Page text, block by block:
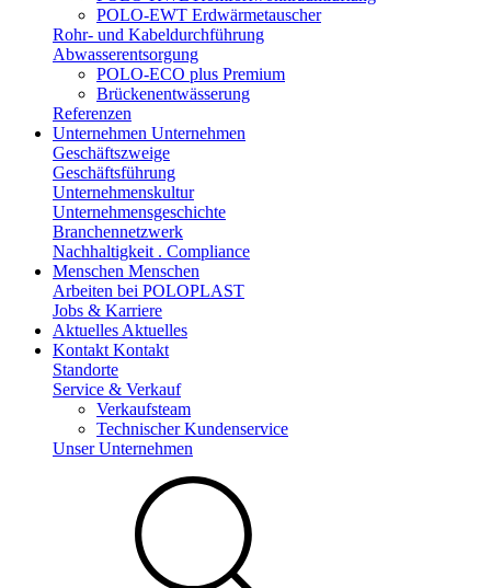
POLO-EWT Erdwärmetauscher
Rohr- und Kabeldurchführung
Abwasserentsorgung
POLO-ECO plus Premium
Brückenentwässerung
Referenzen
Unternehmen Unternehmen
Geschäftszweige
Geschäftsführung
Unternehmenskultur
Unternehmensgeschichte
Branchennetzwerk
Nachhaltigkeit . Compliance
Menschen Menschen
Arbeiten bei POLOPLAST
Jobs & Karriere
Aktuelles Aktuelles
Kontakt Kontakt
Standorte
Service & Verkauf
Verkaufsteam
Technischer Kundenservice
Unser Unternehmen